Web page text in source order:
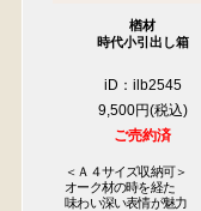
楢材
時代小引出し箱
iD：ilb2545
9,500円
ご売約済
＜Ａ４サイズ収納可＞
オーク材の時を経た
味わい深い表情が魅力